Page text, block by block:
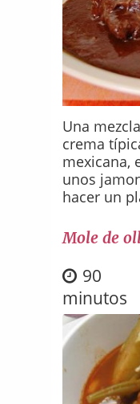
Una
crema
mexicana,
unos
hacer un
Mole de
90
minutos